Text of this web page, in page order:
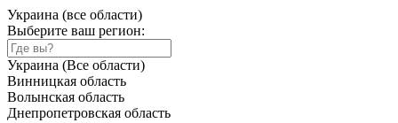
Украина (все области)
Выберите ваш регион:
Украина (Все области)
Винницкая область
Волынская область
Днепропетровская область